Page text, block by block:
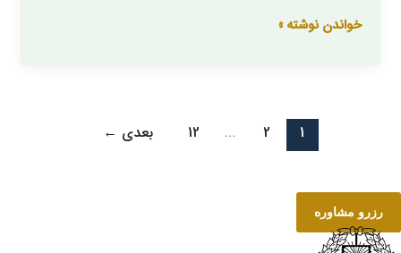
خواندن نوشته »
1
2
…
12 بعدی ←
رزرو مشاوره